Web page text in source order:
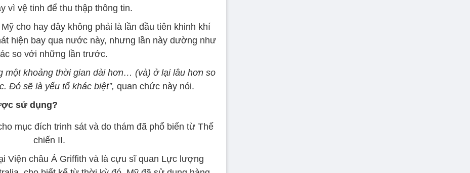
vì vệ tinh để thu thập thông tin.
cho hay đây không phải là lần đầu tiên khinh khí
hiện bay qua nước này, nhưng lần này dường như
so với những lần trước.
một khoảng thời gian dài hơn… (và) ở lại lâu hơn so
Đó sẽ là yếu tố khác biệt”, quan chức này nói.
sử dụng?
mục đích trinh sát và do thám đã phổ biến từ Thế
chiến II.
Viện châu Á Griffith và là cựu sĩ quan Lực lượng